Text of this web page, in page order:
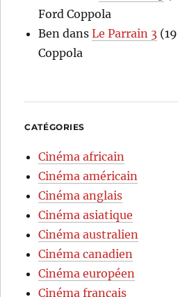
Ford Coppola
Ben dansLe Parrain 3
Coppola
CATÉGORIES
Cinéma africain
Cinéma américain
Cinéma anglais
Cinéma asiatique
Cinéma australien
Cinéma canadien
Cinéma européen
Cinéma français